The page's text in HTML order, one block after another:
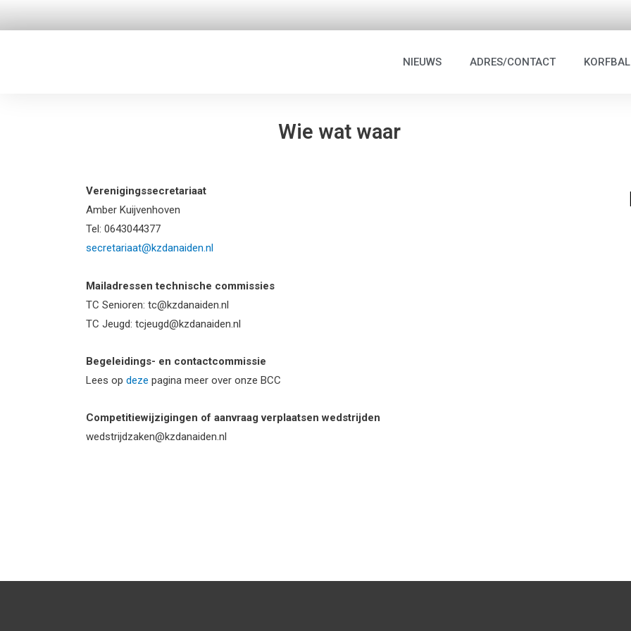
naar
NIEUWS ADRES/CONTACT KORFBAL
Wie wat waar
Verenigingssecretariaat
Amber Kuijvenhoven
Tel: 0643044377
secretariaat@kzdanaiden.nl
Mailadressen technische commissies
TC Senioren: tc@kzdanaiden.nl
TC Jeugd: tcjeugd@kzdanaiden.nl
Begeleidings- en contactcommissie
Lees op deze pagina meer over onze BCC
Competitiewijzigingen of aanvraag verplaatsen wedstrijden
wedstrijdzaken@kzdanaiden.nl